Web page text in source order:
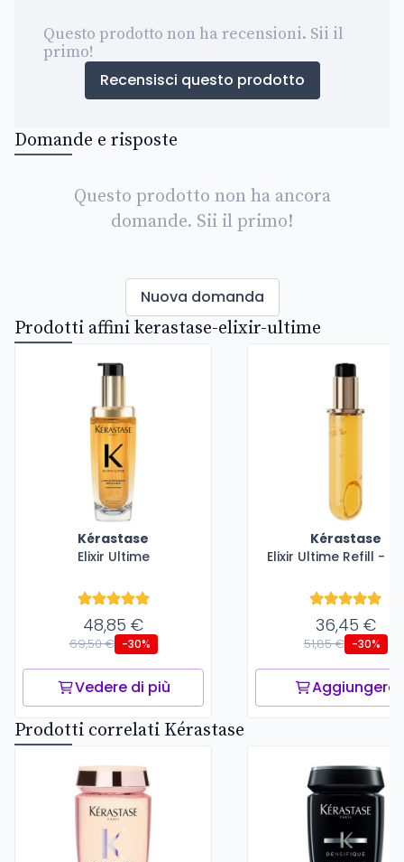
Questo prodotto non ha recensioni. Sii il
primo!
Recensisci questo prodotto
Domande e risposte
Questo prodotto non ha ancora
domande. Sii il primo!
Nuova domanda
Prodotti affini kerastase-elixir-ultime
Kérastase
Elixir Ultime
48,85 €
69,50 € -30%
Vedere di più
Kérastase
Elixir Ultime Refill -
36,45 €
51,85 € -30%
Aggiungere
Prodotti correlati Kérastase